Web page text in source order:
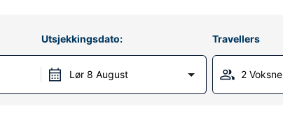
Utsjekkingsdato:
Lør 8 August
Travellers
2 Voksne